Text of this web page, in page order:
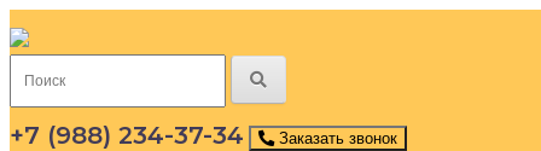
+7 (988) 234-37-34 Заказать звонок